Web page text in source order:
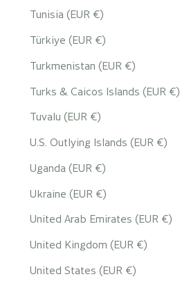
Tunisia (EUR €)
Türkiye (EUR €)
Turkmenistan (EUR €)
Turks & Caicos Islands (EUR €)
Tuvalu (EUR €)
U.S. Outlying Islands (EUR €)
Uganda (EUR €)
Ukraine (EUR €)
United Arab Emirates (EUR €)
United Kingdom (EUR €)
United States (EUR €)